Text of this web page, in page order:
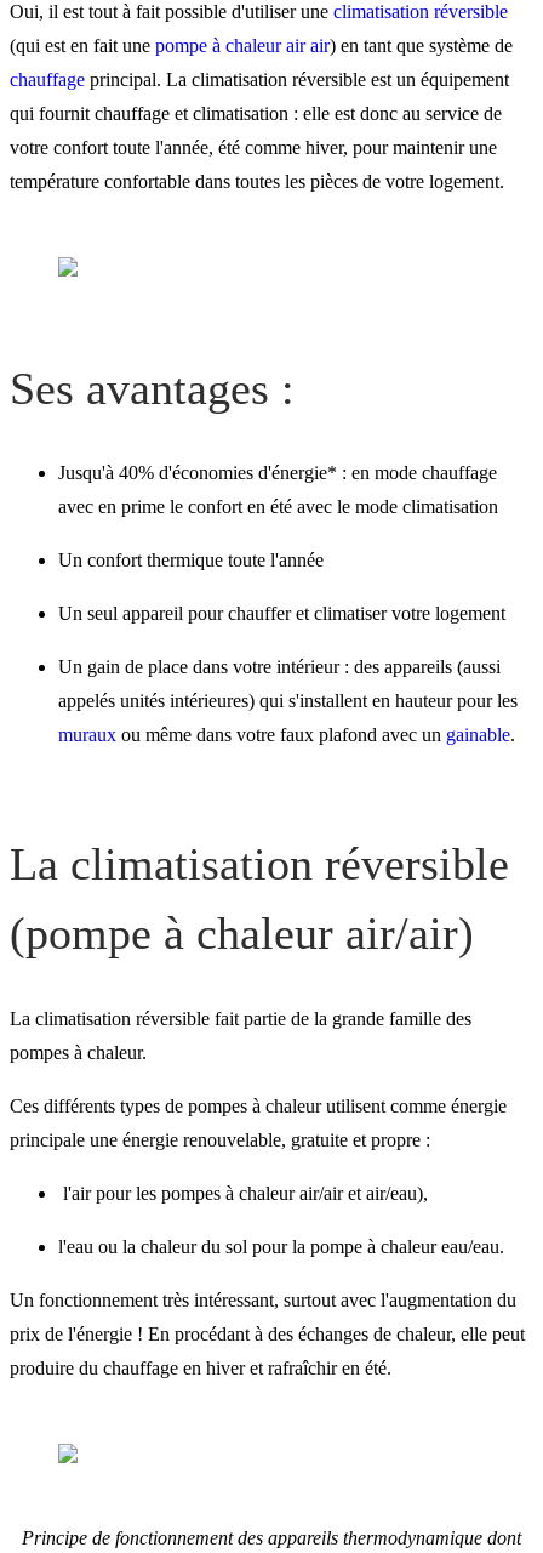
La climatisation réversible
(pompe à chaleur air/air)
Un système qui peut être
Oui, il est tout à fait possible d'utiliser une climatisation réversible
(qui est en fait une pompe à chaleur air air) en tant que système de
chauffage principal. La climatisation réversible est un équipement
qui fournit chauffage et climatisation : elle est donc au service de
votre confort toute l'année, été comme hiver, pour maintenir une
température confortable dans toutes les pièces de votre logement.
Ses avantages :
Jusqu'à 40% d'économies d'énergie* : en mode chauffage
avec en prime le confort en été avec le mode climatisation
Un confort thermique toute l'année
Un seul appareil pour chauffer et climatiser votre logement
Un gain de place dans votre intérieur : des appareils (aussi
appelés unités intérieures) qui s'installent en hauteur pour les
muraux ou même dans votre faux plafond avec un gainable.
La climatisation réversible
(pompe à chaleur air/air)
La climatisation réversible fait partie de la grande famille des
pompes à chaleur.
Ces différents types de pompes à chaleur utilisent comme énergie
principale une énergie renouvelable, gratuite et propre :
l'air pour les pompes à chaleur air/air et air/eau),
l'eau ou la chaleur du sol pour la pompe à chaleur eau/eau.
Un fonctionnement très intéressant, surtout avec l'augmentation du
prix de l'énergie ! En procédant à des échanges de chaleur, elle peut
produire du chauffage en hiver et rafraîchir en été.
Principe de fonctionnement des appareils thermodynamique dont